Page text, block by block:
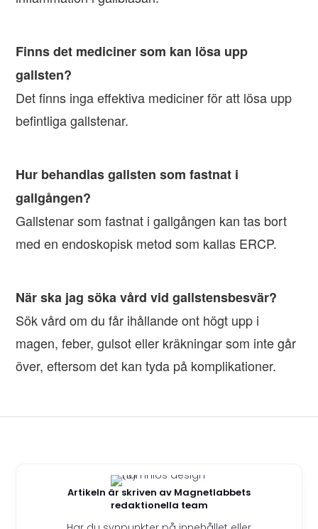
Finns det mediciner som kan lösa upp
gallsten?
Det finns inga effektiva mediciner för att lösa upp
befintliga gallstenar.
Hur behandlas gallsten som fastnat i
gallgången?
Gallstenar som fastnat i gallgången kan tas bort
med en endoskopisk metod som kallas ERCP.
När ska jag söka vård vid gallstensbesvär?
Sök vård om du får ihållande ont högt upp i
magen, feber, gulsot eller kräkningar som inte går
över, eftersom det kan tyda på komplikationer.
Artikeln är skriven av Magnetlabbets
redaktionella team